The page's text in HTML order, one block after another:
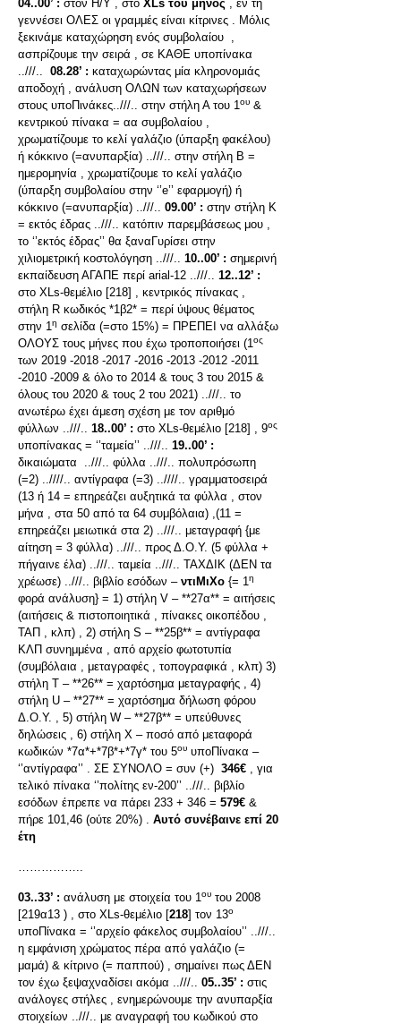
04..00’ : στον Η/Υ , στο XLs του μηνός , εν τη
γεννέσει ΟΛΕΣ οι γραμμές είναι κίτρινες . Μόλις
ξεκινάμε καταχώρηση ενός συμβολαίου ,
ασπρίζουμε την σειρά , σε ΚΑΘΕ υποπίνακα
..///.. 08.28’ : καταχωρώντας μία κληρονομιάς
αποδοχή , ανάλυση ΟΛΩΝ των καταχωρήσεων
στους υποΠινάκες..///.. στην στήλη Α του 1ου &
κεντρικού πίνακα = αα συμβολαίου ,
χρωματίζουμε το κελί γαλάζιο (ύπαρξη φακέλου)
ή κόκκινο (=ανυπαρξία) ..///.. στην στήλη Β =
ημερομηνία , χρωματίζουμε το κελί γαλάζιο
(ύπαρξη συμβολαίου στην ‘’e’’ εφαρμογή) ή
κόκκινο (=ανυπαρξία) ..///.. 09.00’ : στην στήλη Κ
= εκτός έδρας ..///.. κατόπιν παρεμβάσεως μου ,
το ‘’εκτός έδρας’’ θα ξαναΓυρίσει στην
χιλιομετρική κοστολόγηση ..///.. 10..00’ : σημερινή
εκπαίδευση ΑΓΑΠΕ περί arial-12 ..///.. 12..12’ :
στο XLs-θεμέλιο [218] , κεντρικός πίνακας ,
στήλη R κωδικός *1β2* = περί ύψους θέματος
στην 1η σελίδα (=στο 15%) = ΠΡΕΠΕΙ να αλλάξω
ΟΛΟΥΣ τους μήνες που έχω τροποποιήσει (1ος
των 2019 -2018 -2017 -2016 -2013 -2012 -2011
-2010 -2009 & όλο το 2014 & τους 3 του 2015 &
όλους του 2020 & τους 2 του 2021) ..///.. το
ανωτέρω έχει άμεση σχέση με τον αριθμό
φύλλων ..///.. 18..00’ : στο XLs-θεμέλιο [218] , 9ος
υποπίνακας = ‘’ταμεία’’ ..///.. 19..00’ :
δικαιώματα ..///.. φύλλα ..///.. πολυπρόσωπη
(=2) ..////.. αντίγραφα (=3) ..////.. γραμματοσειρά
(13 ή 14 = επηρεάζει αυξητικά τα φύλλα , στον
μήνα , στα 50 από τα 64 συμβόλαια) ,(11 =
επηρεάζει μειωτικά στα 2) ..///.. μεταγραφή {με
αίτηση = 3 φύλλα) ..///.. προς Δ.Ο.Υ. (5 φύλλα +
πήγαινε έλα) ..///.. ταμεία ..///.. ΤΑΧΔΙΚ (ΔΕΝ τα
χρέωσε) ..///.. βιβλίο εσόδων – ντιΜιΧο {= 1η
φορά ανάλυση} = 1) στήλη V – **27α** = αιτήσεις
(αιτήσεις & πιστοποιητικά , πίνακες οικοπέδου ,
ΤΑΠ , κλπ) , 2) στήλη S – **25β** = αντίγραφα
ΚΛΠ συνημμένα , από αρχείο φωτοτυπία
(συμβόλαια , μεταγραφές , τοπογραφικά , κλπ) 3)
στήλη Τ – **26** = χαρτόσημα μεταγραφής , 4)
στήλη U – **27** = χαρτόσημα δήλωση φόρου
Δ.Ο.Υ. , 5) στήλη W – **27β** = υπεύθυνες
δηλώσεις , 6) στήλη Χ – ποσό από μεταφορά
κωδικών *7α*+*7β*+*7γ* του 5ου υποΠίνακα –
‘’αντίγραφα’’ . ΣΕ ΣΥΝΟΛΟ = συν (+) 346€ , για
τελικό πίνακα ‘’πολίτης εν-200’’ ..///.. βιβλίο
εσόδων έπρεπε να πάρει 233 + 346 = 579€ &
πήρε 101,46 (ούτε 20%) . Αυτό συνέβαινε επί 20
έτη
……………..
03..33’ : ανάλυση με στοιχεία του 1ου του 2008
[219α13 ) , στο XLs-θεμέλιο [218] τον 13ο
υποΠίνακα = ‘’αρχείο φάκελος συμβολαίου’’ ..///..
η εμφάνιση χρώματος πέρα από γαλάζιο (=
μαμά) & κίτρινο (= παππού) , σημαίνει πως ΔΕΝ
τον έχω ξεψαχναδίσει ακόμα ..///.. 05..35’ : στις
ανάλογες στήλες , ενημερώνουμε την ανυπαρξία
στοιχείων ..///.. με αναγραφή του κωδικού στο